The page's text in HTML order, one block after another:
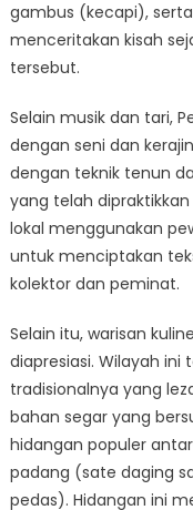
gambus (kecapi),
menceritakan kisah
tersebut.
Selain musik dan tari,
dengan seni dan
dengan teknik tenun
yang telah
lokal menggunakan
untuk menciptakan
kolektor dan peminat.
Selain itu, warisan
diapresiasi. Wilayah ini
tradisionalnya yang
bahan segar yang
hidangan populer
padang (sate daging
pedas). Hidangan ini